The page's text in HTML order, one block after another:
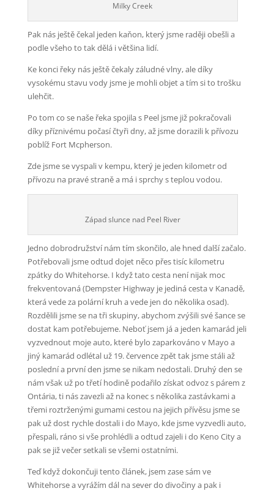
Milky Creek
Pak nás ještě čekal jeden kaňon, který jsme raději obešli a
podle všeho to tak dělá i většina lidí.
Ke konci řeky nás ještě čekaly záludné vlny, ale díky
vysokému stavu vody jsme je mohli objet a tím si to trošku
ulehčit.
Po tom co se naše řeka spojila s Peel jsme již pokračovali
díky příznivému počasí čtyři dny, až jsme dorazili k přívozu
poblíž Fort Mcpherson.
Zde jsme se vyspali v kempu, který je jeden kilometr od
přívozu na pravé straně a má i sprchy s teplou vodou.
Západ slunce nad Peel River
Jedno dobrodružství nám tím skončilo, ale hned další začalo.
Potřebovali jsme odtud dojet něco přes tisíc kilometru
zpátky do Whitehorse. I když tato cesta není nijak moc
frekventovaná (Dempster Highway je jediná cesta v Kanadě,
která vede za polární kruh a vede jen do několika osad).
Rozdělili jsme se na tři skupiny, abychom zvýšili své šance se
dostat kam potřebujeme. Neboť jsem já a jeden kamarád jeli
vyzvednout moje auto, které bylo zaparkováno v Mayo a
jiný kamarád odlétal už 19. července zpět tak jsme stáli až
poslední a první den jsme se nikam nedostali. Druhý den se
nám však už po třetí hodině podařilo získat odvoz s párem z
Ontária, ti nás zavezli až na konec s několika zastávkami a
třemi roztrženými gumami cestou na jejich přívěsu jsme se
pak už dost rychle dostali i do Mayo, kde jsme vyzvedli auto,
přespali, ráno si vše prohlédli a odtud zajeli i do Keno City a
pak se již večer setkali se všemi ostatními.
Teď když dokončuji tento článek, jsem zase sám ve
Whitehorse a vyrážím dál na sever do divočiny a pak i